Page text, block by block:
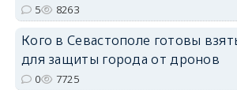
5 8263
Кого в Севастополе готовы
для защиты города от дронов
0 7725